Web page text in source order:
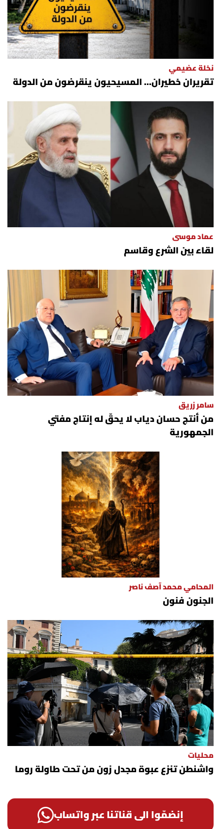
نخلة عضيمي
تقريران خطيران… المسيحيون ينقرضون من الدولة
عماد موسى
لقاء بين الشرع وقاسم
سامر زريق
من أنتج حسان دياب لا يحقّ له إنتاج مفتي
الجمهورية
المحامي محمد آصف ناصر
الجنون فنون
محليات
واشنطن تنزع عبوة مجدل زون من تحت طاولة روما
إنضمّوا الى قناتنا عبر واتساب